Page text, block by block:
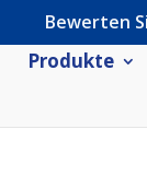
Bewerten
Produkte